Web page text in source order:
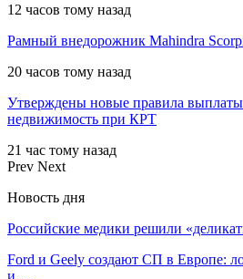
12 часов тому назад
Рамный внедорожник Mahindra
20 часов тому назад
Утверждены новые правила выплаты
недвижимость при КРТ
21 час тому назад
Prev Next
Новость дня
Российские медики решили
Ford и Geely создают СП в Европе:
и…